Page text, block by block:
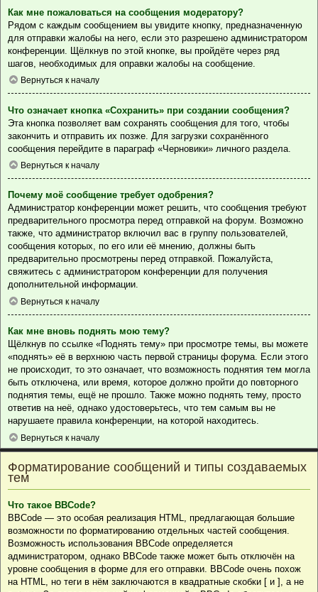
Как мне пожаловаться на сообщения модератору?
Рядом с каждым сообщением вы увидите кнопку, предназначенную
для отправки жалобы на него, если это разрешено администратором
конференции. Щёлкнув по этой кнопке, вы пройдёте через ряд
шагов, необходимых для оправки жалобы на сообщение.
Вернуться к началу
Что означает кнопка «Сохранить» при создании сообщения?
Эта кнопка позволяет вам сохранять сообщения для того, чтобы
закончить и отправить их позже. Для загрузки сохранённого
сообщения перейдите в параграф «Черновики» личного раздела.
Вернуться к началу
Почему моё сообщение требует одобрения?
Администратор конференции может решить, что сообщения требуют
предварительного просмотра перед отправкой на форум. Возможно
также, что администратор включил вас в группу пользователей,
сообщения которых, по его или её мнению, должны быть
предварительно просмотрены перед отправкой. Пожалуйста,
свяжитесь с администратором конференции для получения
дополнительной информации.
Вернуться к началу
Как мне вновь поднять мою тему?
Щёлкнув по ссылке «Поднять тему» при просмотре темы, вы можете
«поднять» её в верхнюю часть первой страницы форума. Если этого
не происходит, то это означает, что возможность поднятия тем могла
быть отключена, или время, которое должно пройти до повторного
поднятия темы, ещё не прошло. Также можно поднять тему, просто
ответив на неё, однако удостоверьтесь, что тем самым вы не
нарушаете правила конференции, на которой находитесь.
Вернуться к началу
Форматирование сообщений и типы создаваемых
тем
Что такое BBCode?
BBCode — это особая реализация HTML, предлагающая большие
возможности по форматированию отдельных частей сообщения.
Возможность использования BBCode определяется
администратором, однако BBCode также может быть отключён на
уровне сообщения в форме для его отправки. BBCode очень похож
на HTML, но теги в нём заключаются в квадратные скобки [ и ], а не